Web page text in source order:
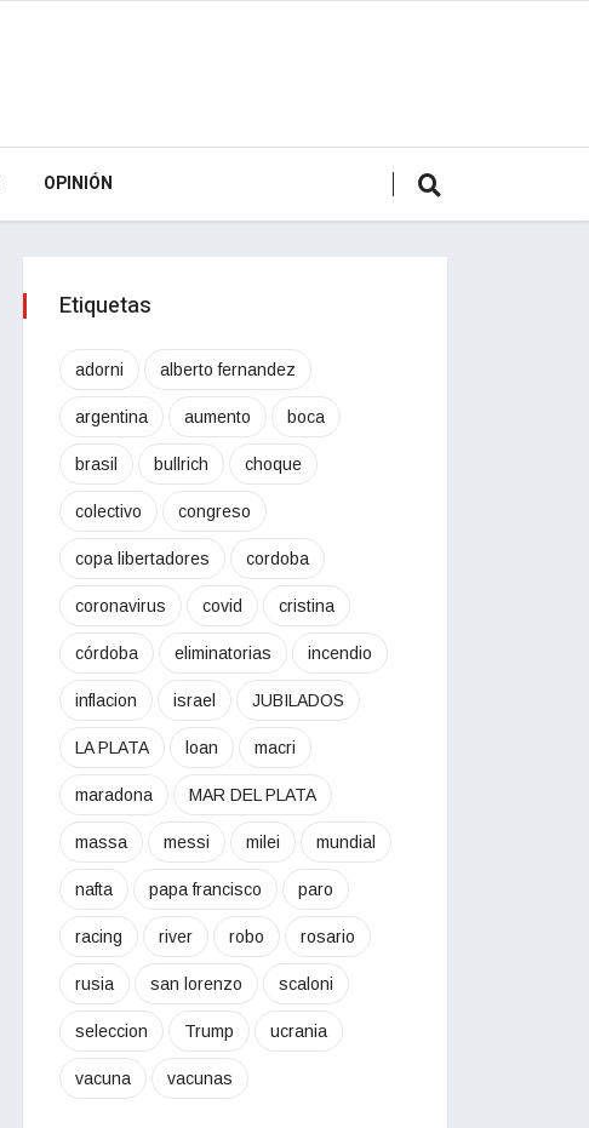
OPINIÓN
Etiquetas
adorni alberto fernandez
argentina aumento boca
brasil bullrich choque
colectivo congreso
copa libertadores cordoba
coronavirus covid cristina
córdoba eliminatorias incendio
inflacion israel JUBILADOS
LA PLATA loan macri
maradona MAR DEL PLATA
massa messi milei mundial
nafta papa francisco paro
racing river robo rosario
rusia san lorenzo scaloni
seleccion Trump ucrania
vacuna vacunas